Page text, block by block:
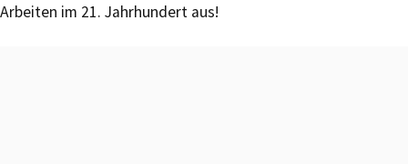
Arbeiten im 21. Jahrhundert aus!